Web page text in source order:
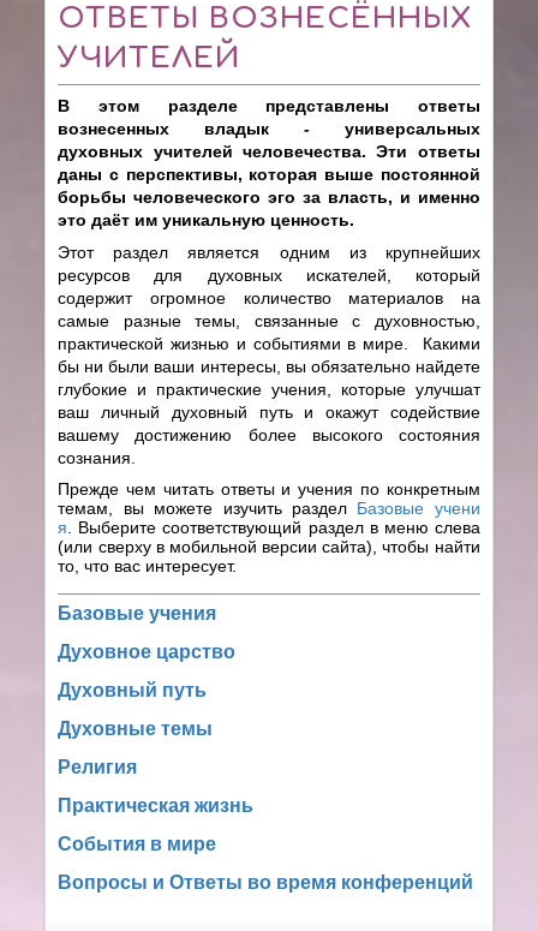
ОТВЕТЫ ВОЗНЕСЁННЫХ
УЧИТЕЛЕЙ
В этом разделе представлены ответы
вознесенных владык - универсальных
духовных учителей человечества. Эти ответы
даны с перспективы, которая выше постоянной
борьбы человеческого эго за власть, и именно
это даёт им уникальную ценность.
Этот раздел является одним из крупнейших
ресурсов для духовных искателей, который
содержит огромное количество материалов на
самые разные темы, связанные с духовностью,
практической жизнью и событиями в мире. Какими
бы ни были ваши интересы, вы обязательно найдете
глубокие и практические учения, которые улучшат
ваш личный духовный путь и окажут содействие
вашему достижению более высокого состояния
сознания.
Прежде чем читать ответы и учения по конкретным
темам, вы можете изучить раздел Базовые учени
я
Выберите соответствующий раздел в меню слева
(или сверху в мобильной версии сайта), чтобы найти
то, что вас интересует.
Базовые учения
Духовное царство
Духовный путь
Духовные темы
Религия
Практическая жизнь
События в мире
Вопросы и Ответы во время конференций